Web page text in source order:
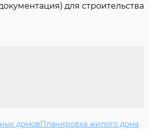
для строительства
домовПланировка жилого дома